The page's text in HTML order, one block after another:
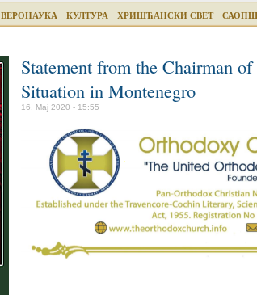
ВЕРОНАУКА КУЛТУРА ХРИШЋАНСКИ СВЕТ
Statement from the Chairman
Situation in Montenegro
16. Мај 2020 - 15:55